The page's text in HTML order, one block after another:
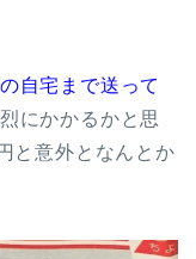
自宅まで送って
にかかるかと思
と意外となんとか